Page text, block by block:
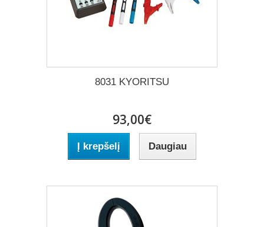
8031 KYORITSU
93,00€
Į krepšelį Daugiau